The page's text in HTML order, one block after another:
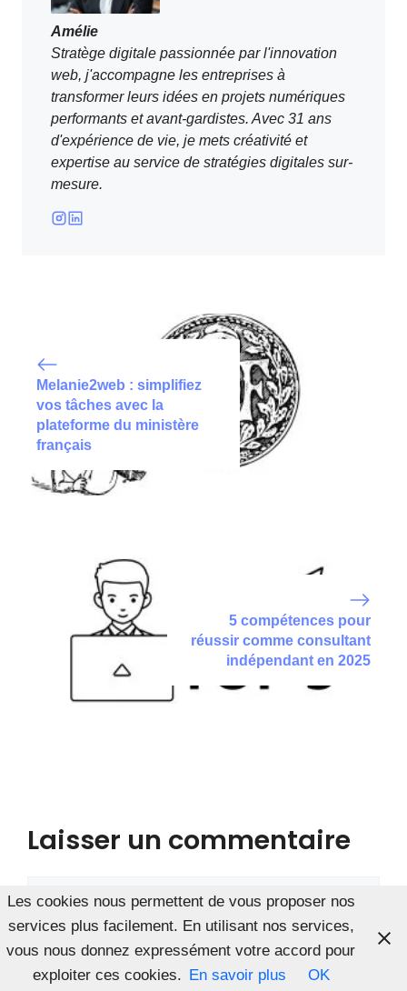
Amélie
Stratège digitale passionnée par l'innovation
web, j'accompagne les entreprises à
transformer leurs idées en projets numériques
performants et avant-gardistes. Avec 31 ans
d'expérience de vie, je mets créativité et
expertise au service de stratégies digitales sur-
mesure.
Melanie2web : simplifiez
vos tâches avec la
plateforme du ministère
français
5 compétences pour
réussir comme consultant
indépendant en 2025
Laisser un commentaire
Les cookies nous permettent de vous proposer nos
services plus facilement. En utilisant nos services,
vous nous donnez expressément votre accord pour
exploiter ces cookies. En savoir plus OK